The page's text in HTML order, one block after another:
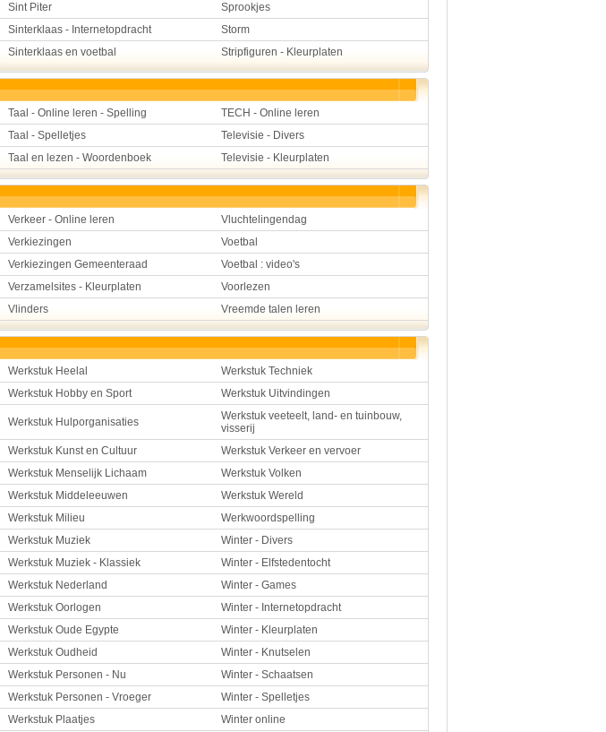
Sint Piter
Sprookjes
Sinterklaas - Internetopdracht
Storm
Sinterklaas en voetbal Stripfiguren - Kleurplaten
Taal - Online leren - Spelling
TECH - Online leren
Taal - Spelletjes
Televisie - Divers
Taal en lezen - Woordenboek Televisie - Kleurplaten
Verkeer - Online leren
Vluchtelingendag
Verkiezingen
Voetbal
Verkiezingen Gemeenteraad
Voetbal : video's
Verzamelsites - Kleurplaten
Voorlezen
Vlinders Vreemde talen leren
Werkstuk Heelal
Werkstuk Techniek
Werkstuk Hobby en Sport Werkstuk Uitvindingen
Werkstuk Hulporganisaties
Werkstuk veeteelt, land- en tuinbouw,
visserij
Werkstuk Kunst en Cultuur
Werkstuk Verkeer en vervoer
Werkstuk Menselijk Lichaam
Werkstuk Volken
Werkstuk Middeleeuwen
Werkstuk Wereld
Werkstuk Milieu
Werkwoordspelling
Werkstuk Muziek
Winter - Divers
Werkstuk Muziek - Klassiek
Winter - Elfstedentocht
Werkstuk Nederland
Winter - Games
Werkstuk Oorlogen
Winter - Internetopdracht
Werkstuk Oude Egypte
Winter - Kleurplaten
Werkstuk Oudheid
Winter - Knutselen
Werkstuk Personen - Nu
Winter - Schaatsen
Werkstuk Personen - Vroeger
Winter - Spelletjes
Werkstuk Plaatjes Winter online